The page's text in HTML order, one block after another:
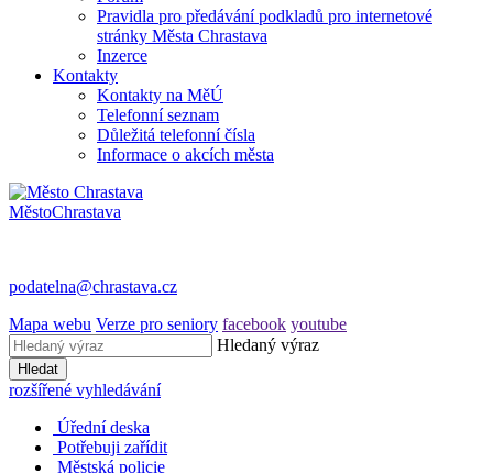
Pravidla pro předávání podkladů pro internetové
stránky Města Chrastava
Inzerce
Kontakty
Kontakty na MěÚ
Telefonní seznam
Důležitá telefonní čísla
Informace o akcích města
MěstoChrastava
podatelna@chrastava.cz
Mapa webu Verze pro seniory facebook youtube
Hledaný výraz
Hledat
rozšířené vyhledávání
Úřední deska
Potřebuji zařídit
Městská policie